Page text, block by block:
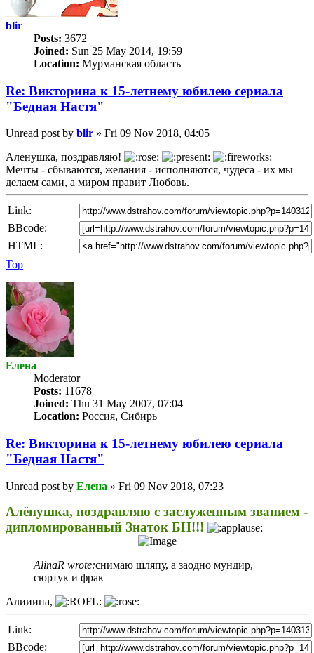
blir
Posts: 3672
Joined: Sun 25 May 2014, 19:59
Location: Мурманская область
Re: Викторина к 15-летнему юбилею сериала
"Бедная Настя"
Unread post by blir » Fri 09 Nov 2018, 04:05
Аленушка, поздравляю!
Мечты - сбываются, желания - исполняются, чудеса - их мы
делаем сами, а миром правит Любовь.
Link:
BBcode:
HTML:
Top
Елена
Мoderator
Posts: 11678
Joined: Thu 31 May 2007, 07:04
Location: Россия, Сибирь
Re: Викторина к 15-летнему юбилею сериала
"Бедная Настя"
Unread post by Елена » Fri 09 Nov 2018, 07:23
Алёнушка, поздравляю с заслуженным званием -
дипломированный Знаток БН!!!
AlinaR wrote:снимаю шляпу, а заодно мундир,
сюртук и фрак
Алииина,
Link:
BBcode: